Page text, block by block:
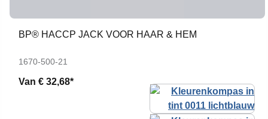
BP® HACCP JACK VOOR HAAR & HEM
1670-500-21
Van € 32,68*